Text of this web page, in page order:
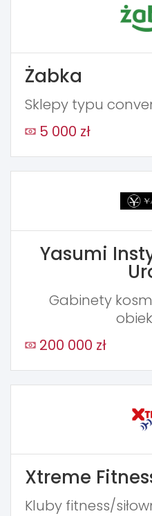
Żabka
Sklepy typu
5 000 zł
Yasumi
Gabinety
200 000 zł
Xtreme
Kluby fitness/